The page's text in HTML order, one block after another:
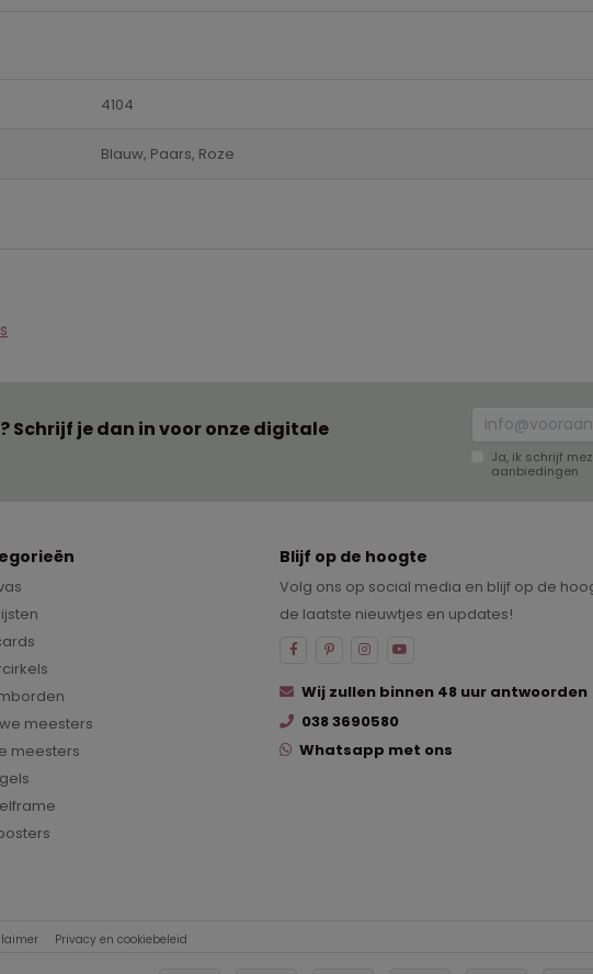
4104
Blauw, Paars, Roze
Schrijf je dan in voor onze digitale
Ja, ik schrijf
aanbiedingen
meesters
meesters
Blijf op de hoogte
Volg ons op social media en blijf op de
de laatste nieuwtjes en updates!
Wij zullen binnen 48 uur antwoorden
038 3690580
Whatsapp met ons
Privacy en cookiebeleid